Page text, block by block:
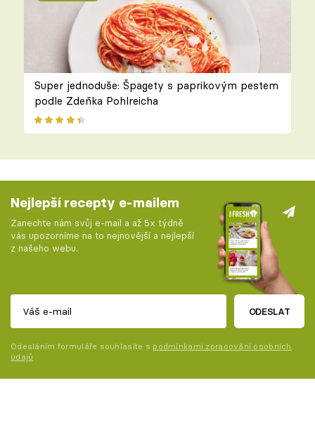
Super jednoduše: Špagety s paprikovým pestem
podle Zdeňka Pohlreicha
Nejlepší recepty e-mailem
Zanechte nám svůj e-mail a až 5x týdně
vás upozorníme na to nejnovější a nejlepší
z našeho webu.
ODESLAT
Odesláním formuláře souhlasíte s podmínkami zpracování osobních
údajů